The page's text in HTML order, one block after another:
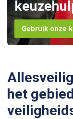
Gebruik onze
het